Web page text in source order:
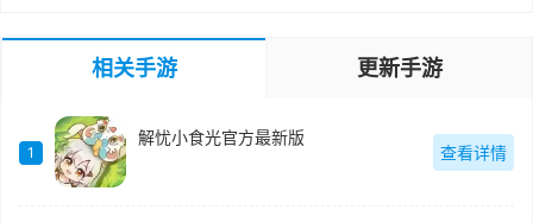
相关手游 更新手游
1
解忧小食光官方最新版
查看详情